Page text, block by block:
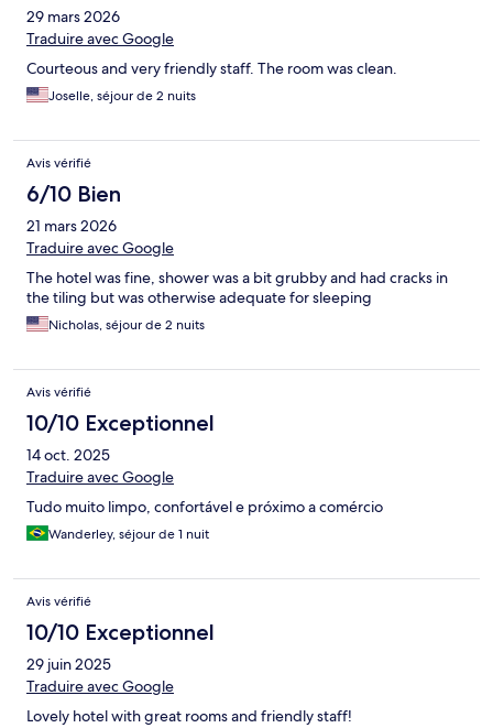
29 mars 2026
Traduire avec Google
Courteous and very friendly staff. The room was clean.
Joselle, séjour de 2 nuits
Avis vérifié
6/10 Bien
21 mars 2026
Traduire avec Google
The hotel was fine, shower was a bit grubby and had cracks in
the tiling but was otherwise adequate for sleeping
Nicholas, séjour de 2 nuits
Avis vérifié
10/10 Exceptionnel
14 oct. 2025
Traduire avec Google
Tudo muito limpo, confortável e próximo a comércio
Wanderley, séjour de 1 nuit
Avis vérifié
10/10 Exceptionnel
29 juin 2025
Traduire avec Google
Lovely hotel with great rooms and friendly staff!